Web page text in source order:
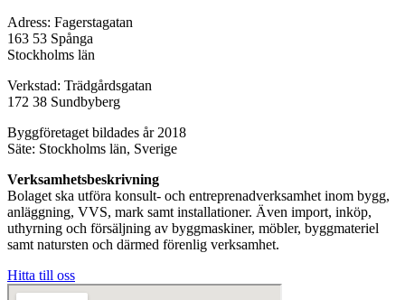
Adress: Fagerstagatan
163 53 Spånga
Stockholms län
Verkstad: Trädgårdsgatan
172 38 Sundbyberg
Byggföretaget bildades år 2018
Säte: Stockholms län, Sverige
Verksamhetsbeskrivning
Bolaget ska utföra konsult- och entreprenadverksamhet inom bygg,
anläggning, VVS, mark samt installationer. Även import, inköp,
uthyrning och försäljning av byggmaskiner, möbler, byggmateriel
samt natursten och därmed förenlig verksamhet.
Hitta till oss